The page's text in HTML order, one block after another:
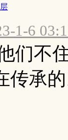
1-6
们不
传承